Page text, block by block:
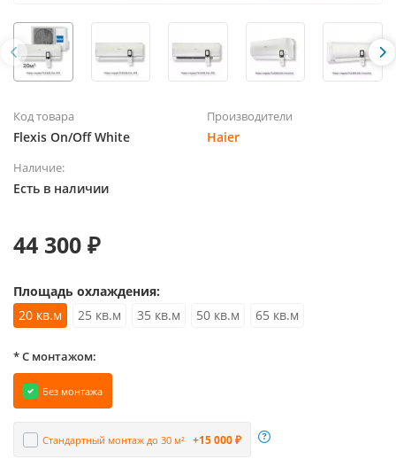
Код товара
Flexis On/Off White
Производители
Haier
Наличие:
Есть в наличии
44 300 ₽
Площадь охлаждения:
20 кв.м
25 кв.м 35 кв.м 50 кв.м 65 кв.м
* С монтажом:
Без монтажа
Стандартный монтаж до 30 м² +15 000 ₽